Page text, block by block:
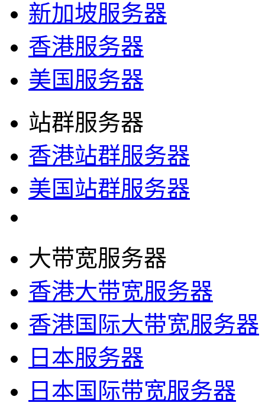
新加坡服务器
香港服务器
美国服务器
站群服务器
香港站群服务器
美国站群服务器
大带宽服务器
香港大带宽服务器
香港国际大带宽服务器
日本服务器
日本国际带宽服务器